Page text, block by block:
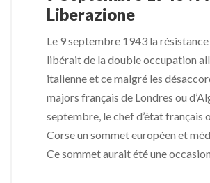
Liberazione
Le 9 septembre 1943 la
libérait de la double occupation
italienne et ce malgré les
majors français de Londres ou
septembre, le chef d’état français
Corse un sommet européen et
Ce sommet aurait été une